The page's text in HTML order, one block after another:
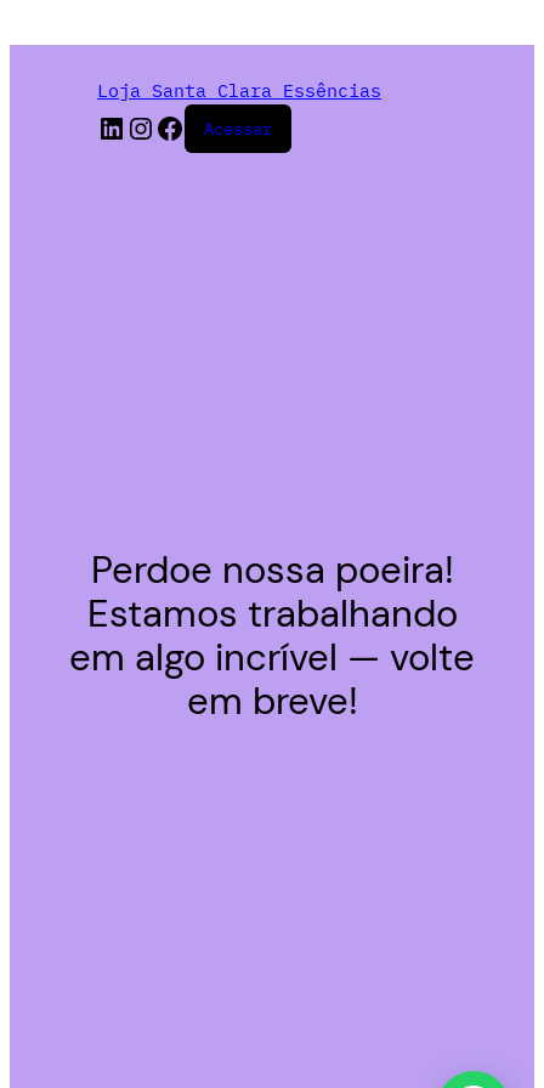
Loja Santa Clara Essências
Acessar
Perdoe nossa poeira!
Estamos trabalhando
em algo incrível — volte
em breve!